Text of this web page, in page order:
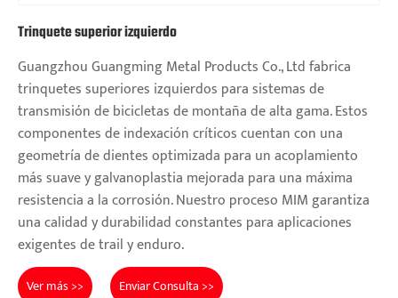
Trinquete superior izquierdo
Guangzhou Guangming Metal Products Co., Ltd fabrica
trinquetes superiores izquierdos para sistemas de
transmisión de bicicletas de montaña de alta gama. Estos
componentes de indexación críticos cuentan con una
geometría de dientes optimizada para un acoplamiento
más suave y galvanoplastia mejorada para una máxima
resistencia a la corrosión. Nuestro proceso MIM garantiza
una calidad y durabilidad constantes para aplicaciones
exigentes de trail y enduro.
Ver más >> Enviar Consulta >>